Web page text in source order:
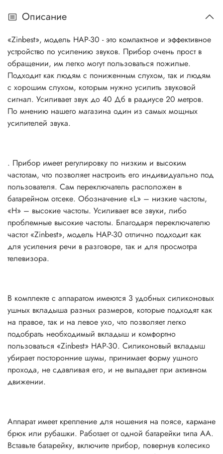
Описание
«Zinbest», модель HAP-30 - это компактное и эффективное
устройство по усилению звуков. Прибор очень прост в
обращении, им легко могут пользоваться пожилые.
Подходит как людям с пониженным слухом, так и людям
с хорошим слухом, которым нужно усилить звуковой
сигнал. Усиливает звук до 40 Дб в радиусе 20 метров.
По мнению нашего магазина один из самых мощных
усилителей звука.
. Прибор имеет регулировку по низким и высоким
частотам, что позволяет настроить его индивидуально под
пользователя. Сам переключатель расположен в
батарейном отсеке. Обозначение «L» – низкие частоты,
«H» – высокие частоты. Усиливает все звуки, либо
проблемные высокие частоты. Благодаря переключателю
частот «Zinbest», модель HAP-30 отлично подходит как
для усиления речи в разговоре, так и для просмотра
телевизора.
В комплекте с аппаратом имеются 3 удобных силиконовых
ушных вкладыша разных размеров, которые подходят как
на правое, так и на левое ухо, что позволяет легко
подобрать необходимый вкладыш и комфортно
пользоваться «Zinbest» HAP-30. Силиконовый вкладыш
убирает посторонние шумы, принимает форму ушного
прохода, не сдавливая его, и не выпадает при активном
движении.
Аппарат имеет крепление для ношения на поясе, кармане
брюк или рубашки. Работает от одной батарейки типа АА.
Вставьте батарейку, включите прибор, повернув колесико